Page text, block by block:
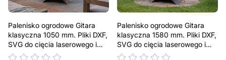
Palenisko ogrodowe Gitara
klasyczna 1050 mm. Pliki DXF,
SVG do cięcia laserowego i
plazmowego
Palenisko ogrodowe Gitara
klasyczna 1580 mm. Pliki DXF,
SVG do cięcia laserowego i
plazmowego